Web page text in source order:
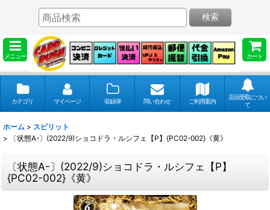
メニュー カート
検索
カテゴリ マイページ 収録弾 問い合わせ ご利用案内
店頭受取につい
て
ホーム > スピリット
>
〔状態A-〕(2022/9)ショコドラ・ルシフェ【P】{PC02-002}《黄》
〔状態A-〕(2022/9)ショコドラ・ルシフェ【P】
{PC02-002}《黄》